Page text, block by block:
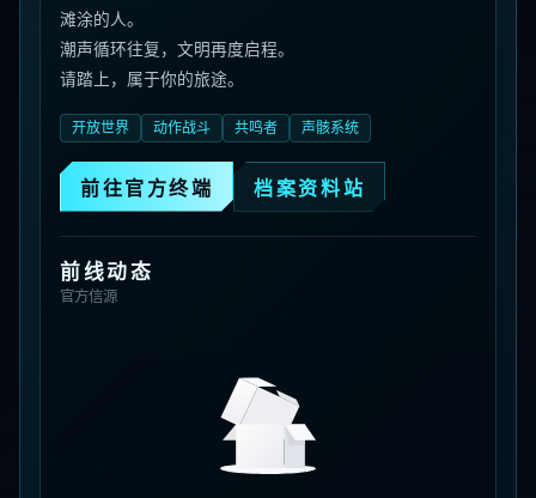
滩涂的人。
潮声循环往复，文明再度启程。
请踏上，属于你的旅途。
开放世界 动作战斗 共鸣者 声骸系统
前往官方终端 档案资料站
前线动态
官方信源